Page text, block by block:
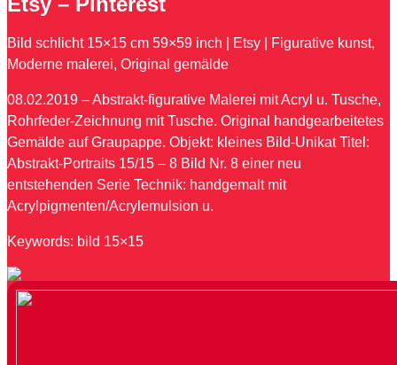
Bild schlicht 15×15 cm 59×59 inch | Etsy | Figurative kunst,
Moderne malerei, Original gemälde
08.02.2019 – Abstrakt-figurative Malerei mit Acryl u. Tusche,
Rohrfeder-Zeichnung mit Tusche. Original handgearbeitetes
Gemälde auf Graupappe. Objekt: kleines Bild-Unikat Titel:
Abstrakt-Portraits 15/15 – 8 Bild Nr. 8 einer neu
entstehenden Serie Technik: handgemalt mit
Acrylpigmenten/Acrylemulsion u.
Keywords: bild 15×15